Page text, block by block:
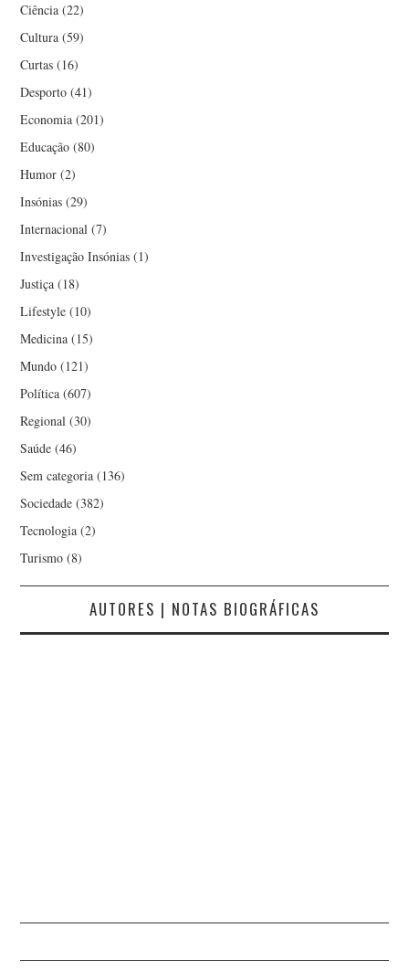
Ciência (22)
Cultura (59)
Curtas (16)
Desporto (41)
Economia (201)
Educação (80)
Humor (2)
Insónias (29)
Internacional (7)
Investigação Insónias (1)
Justiça (18)
Lifestyle (10)
Medicina (15)
Mundo (121)
Política (607)
Regional (30)
Saúde (46)
Sem categoria (136)
Sociedade (382)
Tecnologia (2)
Turismo (8)
AUTORES | NOTAS BIOGRÁFICAS